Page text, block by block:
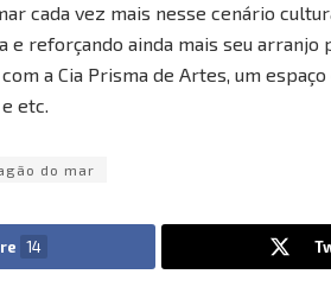
cada vez mais nesse cenário
e reforçando ainda mais seu
com a Cia Prisma de Artes, um
etc.
do mar
14